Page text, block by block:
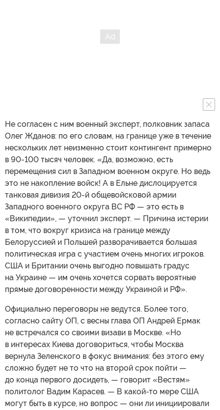
Не согласен с ним военный эксперт, полковник запаса
Олег Жданов: по его словам, на границе уже в течение
нескольких лет неизменно стоит контингент примерно
в 90-100 тысяч человек. «Да, возможно, есть
перемещения сил в Западном военном округе. Но ведь
это не накопление войск! А в Ельне дислоцируется
танковая дивизия 20-й общевойсковой армии
Западного военного округа ВС РФ — это есть в
«Википедии», — уточнил эксперт. — Причина истерии
в том, что вокруг кризиса на границе между
Белоруссией и Польшей разворачивается большая
политическая игра с участием очень многих игроков.
США и Британии очень выгодно повышать градус
на Украине — им очень хочется сорвать вероятные
прямые договоренности между Украиной и РФ».
Официально переговоры не ведутся. Более того,
согласно сайту ОП, с весны глава ОП Андрей Ермак
не встречался со своими визави в Москве. «Но
в интересах Киева договориться, чтобы Москва
вернула Зеленского в фокус внимания: без этого ему
сложно будет не то что на второй срок пойти —
до конца первого досидеть, — говорит «Вестям»
политолог Вадим Карасев. — В какой-то мере США
могут быть в курсе, но вопрос — они ли инициировали